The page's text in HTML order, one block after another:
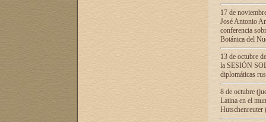
17 de
José Antonio
conferencia
Botánica del
13 de octubre
la SESIÓN
diplomáticas
8 de octubre
Latina en el